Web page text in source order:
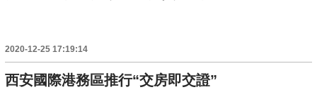
2020-12-25 17:19:14
西安國際港務區推行“交房即交證”